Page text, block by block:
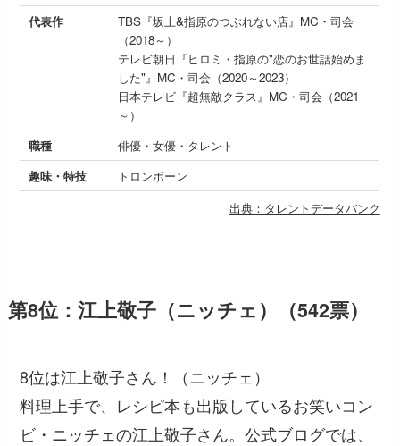
代表作
TBS『坂上&指原のつぶれない店』MC・司会
（2018～）
テレビ朝日『ヒロミ・指原の"恋のお世話始めま
した"』MC・司会（2020～2023）
日本テレビ『超無敵クラス』MC・司会（2021
～）
職種
俳優・女優・タレント
趣味・特技
トロンボーン
出典：タレントデータバンク
第8位：江上敬子（ニッチェ）（542票）
8位は江上敬子さん！（ニッチェ）
料理上手で、レシピ本も出版しているお笑いコン
ビ・ニッチェの江上敬子さん。公式ブログでは、